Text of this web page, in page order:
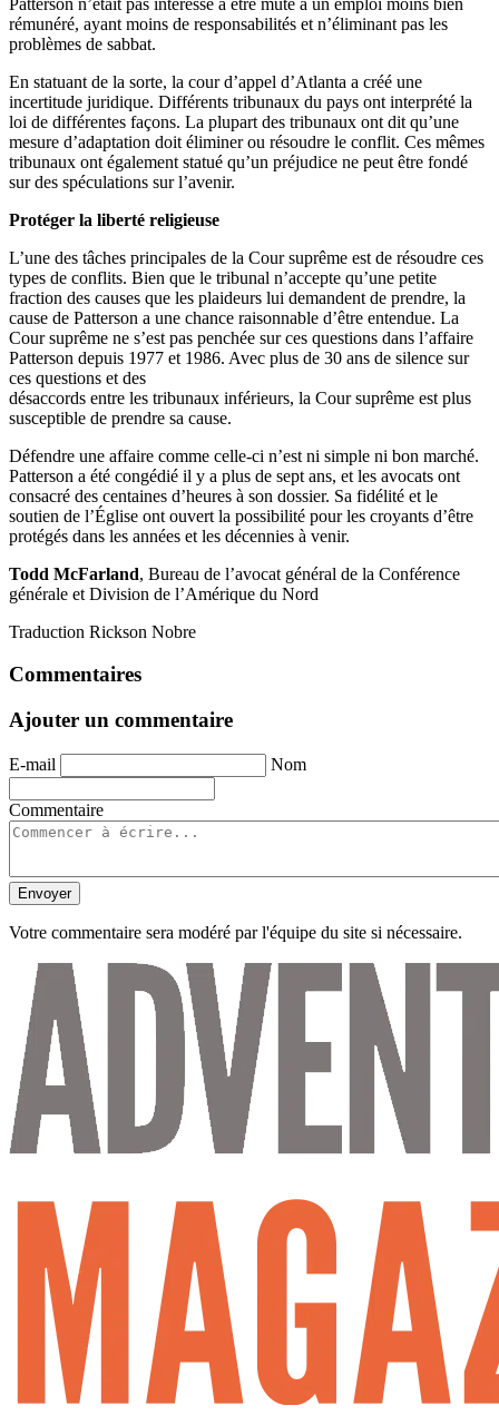
rémunéré, ayant moins de responsabilités et n’éliminant pas les
problèmes de sabbat.
En statuant de la sorte, la cour d’appel d’Atlanta a créé une
incertitude juridique. Différents tribunaux du pays ont interprété la
loi de différentes façons. La plupart des tribunaux ont dit qu’une
mesure d’adaptation doit éliminer ou résoudre le conflit. Ces mêmes
tribunaux ont également statué qu’un préjudice ne peut être fondé
sur des spéculations sur l’avenir.
Protéger la liberté religieuse
L’une des tâches principales de la Cour suprême est de résoudre ces
types de conflits. Bien que le tribunal n’accepte qu’une petite
fraction des causes que les plaideurs lui demandent de prendre, la
cause de Patterson a une chance raisonnable d’être entendue. La
Cour suprême ne s’est pas penchée sur ces questions dans l’affaire
Patterson depuis 1977 et 1986. Avec plus de 30 ans de silence sur
ces questions et des
désaccords entre les tribunaux inférieurs, la Cour suprême est plus
susceptible de prendre sa cause.
Défendre une affaire comme celle-ci n’est ni simple ni bon marché.
Patterson a été congédié il y a plus de sept ans, et les avocats ont
consacré des centaines d’heures à son dossier. Sa fidélité et le
soutien de l’Église ont ouvert la possibilité pour les croyants d’être
protégés dans les années et les décennies à venir.
Todd McFarland, Bureau de l’avocat général de la Conférence
générale et Division de l’Amérique du Nord
Traduction Rickson Nobre
Commentaires
Ajouter un commentaire
E-mail Nom
Commentaire
Envoyer
Votre commentaire sera modéré par l'équipe du site si nécessaire.